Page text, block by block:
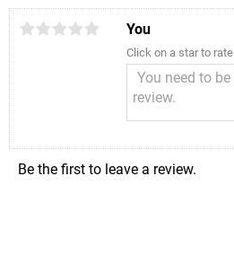
You
Click on a star to rate
Be the first to leave a review.